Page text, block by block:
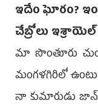
ఇదేం ఘోరం?
చేబ్రోలు
మా సొంతూరు
మంగళగిరిలో
నా కుమారుడు